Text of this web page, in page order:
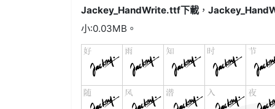
Jackey_HandWrite.ttf下載，
小:0.03MB。